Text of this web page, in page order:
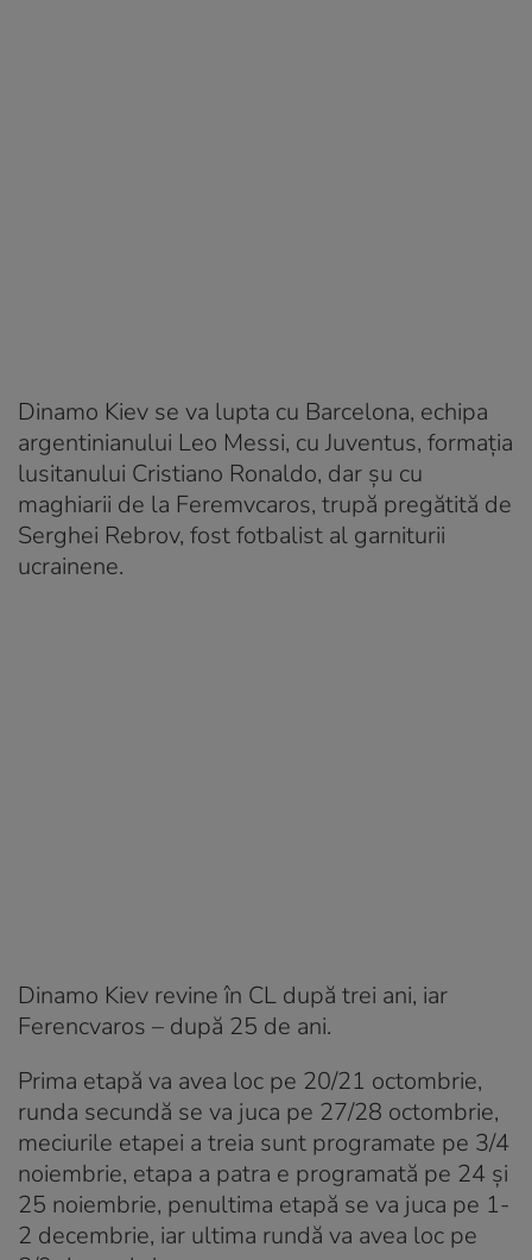
Dinamo Kiev se va lupta cu Barcelona, echipa
argentinianului Leo Messi, cu Juventus, formația
lusitanului Cristiano Ronaldo, dar șu cu
maghiarii de la Feremvcaros, trupă pregătită de
Serghei Rebrov, fost fotbalist al garniturii
ucrainene.
Dinamo Kiev revine în CL după trei ani, iar
Ferencvaros – după 25 de ani.
Prima etapă va avea loc pe 20/21 octombrie,
runda secundă se va juca pe 27/28 octombrie,
meciurile etapei a treia sunt programate pe 3/4
noiembrie, etapa a patra e programată pe 24 şi
25 noiembrie, penultima etapă se va juca pe 1-
2 decembrie, iar ultima rundă va avea loc pe